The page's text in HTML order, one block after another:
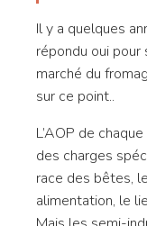
Il y a quelques
répondu oui
marché du
sur ce point..
L’AOP de
des charges
race des bêtes,
alimentation, le